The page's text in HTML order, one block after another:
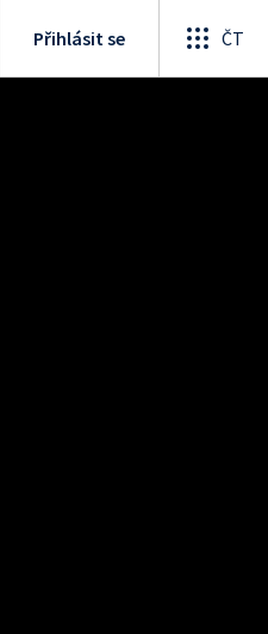
Přihlásit se ČT